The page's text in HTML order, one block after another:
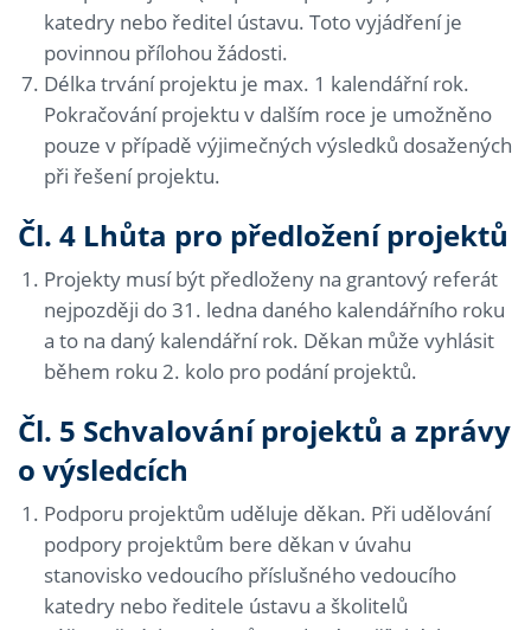
katedry nebo ředitel ústavu. Toto vyjádření je
povinnou přílohou žádosti.
Délka trvání projektu je max. 1 kalendářní rok.
Pokračování projektu v dalším roce je umožněno
pouze v případě výjimečných výsledků dosažených
při řešení projektu.
Čl. 4 Lhůta pro předložení projektů
Projekty musí být předloženy na grantový referát
nejpozději do 31. ledna daného kalendářního roku
a to na daný kalendářní rok. Děkan může vyhlásit
během roku 2. kolo pro podání projektů.
Čl. 5 Schvalování projektů a zprávy
o výsledcích
Podporu projektům uděluje děkan. Při udělování
podpory projektům bere děkan v úvahu
stanovisko vedoucího příslušného vedoucího
katedry nebo ředitele ústavu a školitelů